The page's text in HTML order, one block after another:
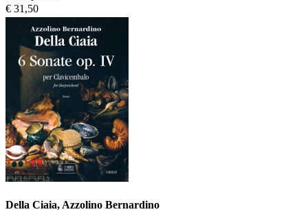
€ 31,50
Della Ciaia, Azzolino Bernardino